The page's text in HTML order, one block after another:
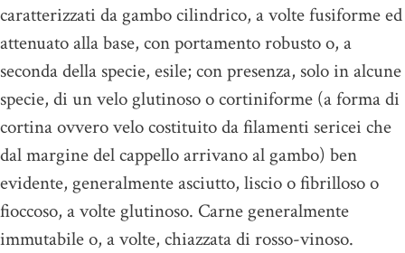
caratterizzati da gambo cilindrico, a volte fusiforme ed
attenuato alla base, con portamento robusto o, a
seconda della specie, esile; con presenza, solo in alcune
specie, di un velo glutinoso o cortiniforme (a forma di
cortina ovvero velo costituito da filamenti sericei che
dal margine del cappello arrivano al gambo) ben
evidente, generalmente asciutto, liscio o fibrilloso o
fioccoso, a volte glutinoso. Carne generalmente
immutabile o, a volte, chiazzata di rosso-vinoso.